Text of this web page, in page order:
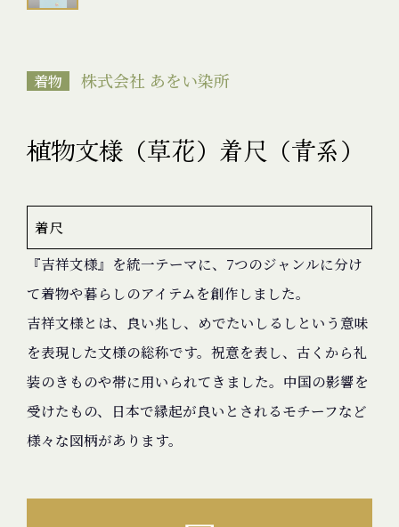
着物 株式会社 あをい染所
植物文様（草花）着尺（青系）
着尺
『吉祥文様』を統一テーマに、7つのジャンルに分け
て着物や暮らしのアイテムを創作しました。
吉祥文様とは、良い兆し、めでたいしるしという意味
を表現した文様の総称です。祝意を表し、古くから礼
装のきものや帯に用いられてきました。中国の影響を
受けたもの、日本で縁起が良いとされるモチーフなど
様々な図柄があります。